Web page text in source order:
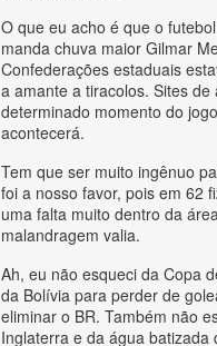
O que eu acho é que o
manda chuva maior Gilmar
Confederações estaduais
a amante a tiracolos. Sites
determinado momento do
acontecerá.
Tem que ser muito ingênuo
foi a nosso favor, pois em 62
uma falta muito dentro da
malandragem valia.
Ah, eu não esqueci da Copa
da Bolívia para perder de
eliminar o BR. Também não
Inglaterra e da água